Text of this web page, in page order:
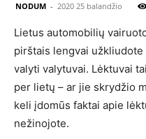
NODUM - 2020 25 balandžio
Lietus automobilių
pirštais lengvai
valyti valytuvai. Lėktuvai
per lietų – ar jie skrydžio
keli įdomūs faktai apie
nežinojote.